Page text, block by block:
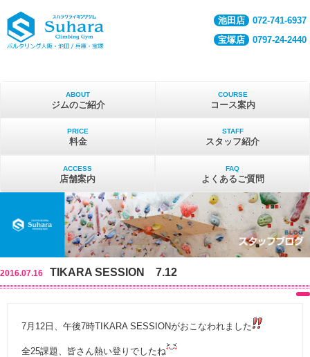
池田店
072-741-6937
宝塚店
0797-24-2440
ABOUT
ジムのご紹介
COURSE
コース案内
PRICE
料金
STAFF
スタッフ紹介
ACCESS
店舗案内
FAQ
よくあるご質問
2016.07.16 TIKARA SESSION 7.12
7月12日、午後7時TIKARA SESSIONがおこなわれました
全25課題、皆さん熱い登りでしたね